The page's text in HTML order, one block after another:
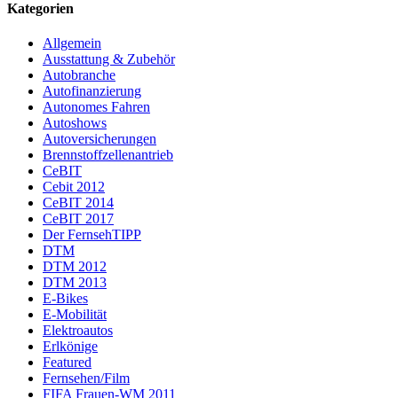
Kategorien
Allgemein
Ausstattung & Zubehör
Autobranche
Autofinanzierung
Autonomes Fahren
Autoshows
Autoversicherungen
Brennstoffzellenantrieb
CeBIT
Cebit 2012
CeBIT 2014
CeBIT 2017
Der FernsehTIPP
DTM
DTM 2012
DTM 2013
E-Bikes
E-Mobilität
Elektroautos
Erlkönige
Featured
Fernsehen/Film
FIFA Frauen-WM 2011